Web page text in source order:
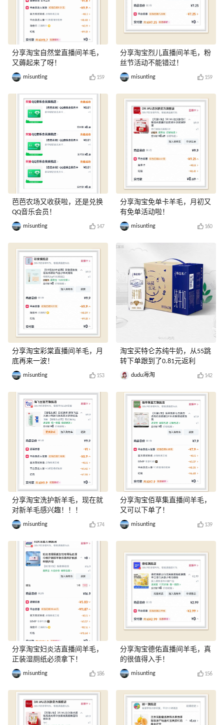
分享淘宝自然堂直播间羊毛，
又薅起来了呀！
misunting 159
芭芭农场又收获啦，还是兑换
QQ音乐会员！
misunting 147
分享淘宝彩棠直播间羊毛，月
底再来一波！
misunting 153
分享淘宝洗护新羊毛，现在就
对新羊毛感兴趣！！！
misunting 174
分享淘宝妇炎洁直播间羊毛，
正装湿厕纸必须拿下！
misunting 186
分享淘宝烈儿直播间羊毛，粉
丝节活动不能错过！
misunting 159
分享淘宝免单卡羊毛，月初又
有免单活动啦！
misunting 160
淘宝买特仑苏纯牛奶，从55跳
转下单跟到了0.81元返利
dudu海淘 142
分享淘宝佰草集直播间羊毛，
又可以下单了！
misunting 139
分享淘宝德佑直播间羊毛，真
的很值得入手！
misunting 156